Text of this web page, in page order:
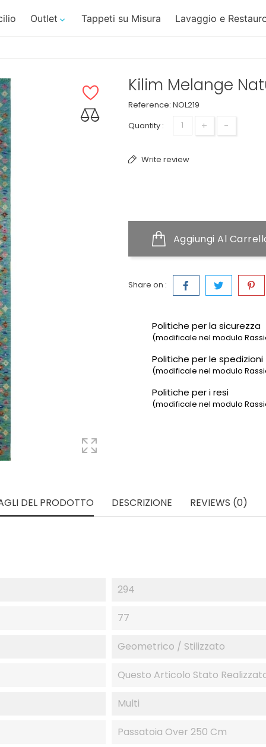
Outlet  Tappeti su Misura Lavaggio e
Kilim Melange
Reference: NOL219
Quantity :
+ -
Write review
Aggiungi Al
Share on :
Politiche per la sicurezza
(modificale nel modulo
Politiche per le spedizioni
(modificale nel modulo
Politiche per i resi
(modificale nel modulo
DEL PRODOTTO DESCRIZIONE REVIEWS (0)
294
77
Geometrico / Stilizzato
Questo Articolo Stato
Multi
Passatoia Over 250 Cm